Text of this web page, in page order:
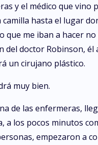
y el médico que vino
hasta el lugar
que me iban a hacer no
del doctor Robinson, él
un cirujano plástico.
muy bien.
de las enfermeras,
a los pocos minutos
empezaron a